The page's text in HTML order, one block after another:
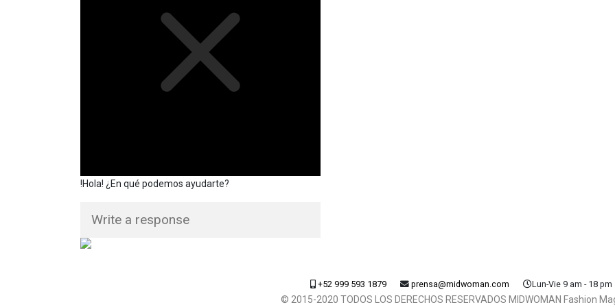
!Hola! ¿En qué podemos ayudarte?
+52 999 593 1879 prensa@midwoman.com Lun-Vie 9 am - 18 pm
© 2015-2020 TODOS LOS DERECHOS RESERVADOS MIDWOMAN Fashion